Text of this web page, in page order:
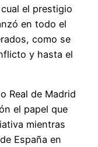
el prestigio
en todo el
como se
y hasta el
Real de Madrid
el papel que
mientras
España en